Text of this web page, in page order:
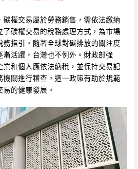
碳權交易屬於勞務銷售，需依法繳納
了碳權交易的稅務處理方式，為市場
務指引。隨著全球對碳排放的關注度
漸活躍，台灣也不例外。財政部強
業和個人應依法納稅，並保持交易記
機關進行稽查。這一政策有助於規範
的健康發展。